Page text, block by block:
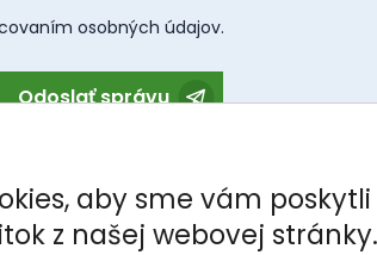
osobných údajov.
Odoslať správu
aby sme vám
z našej webovej stránky.